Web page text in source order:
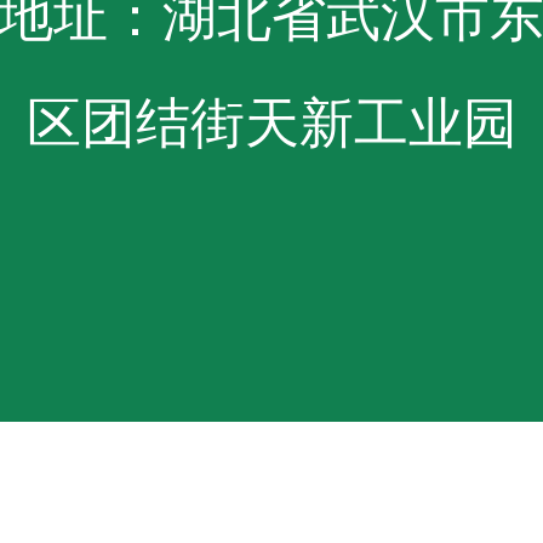
址：湖北省武汉市
区团结街天新工业园